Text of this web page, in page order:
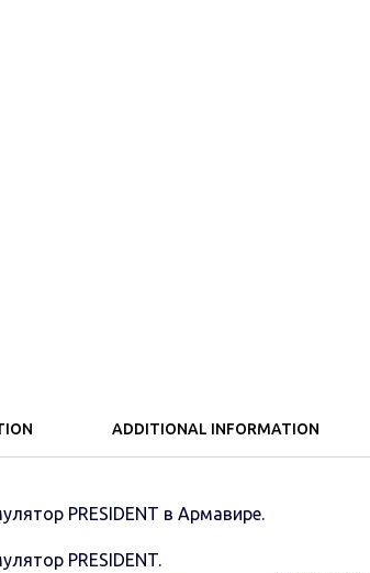
ADDITIONAL INFORMATION
PRESIDENT в Армавире.
PRESIDENT.